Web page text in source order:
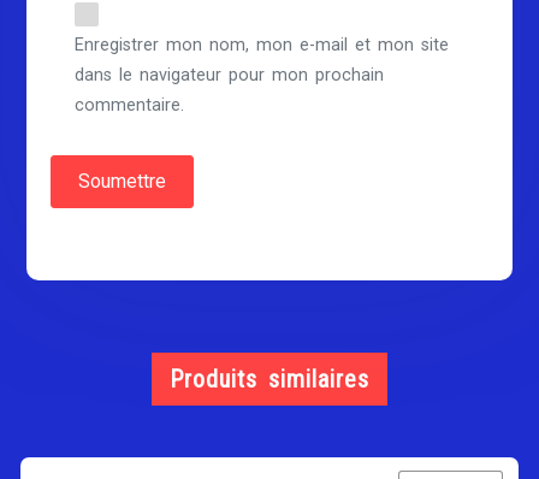
Enregistrer mon nom, mon e-mail et mon site
dans le navigateur pour mon prochain
commentaire.
Produits similaires